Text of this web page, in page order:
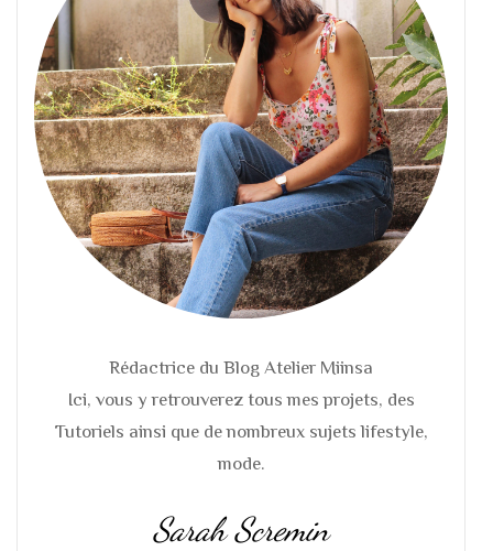
Rédactrice du Blog Atelier Miinsa
Ici, vous y retrouverez tous mes projets, des
Tutoriels ainsi que de nombreux sujets lifestyle,
mode.
Sarah Scremin